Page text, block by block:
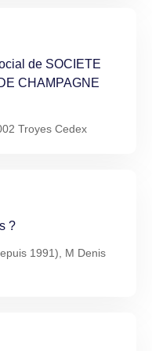
de SOCIETE
CHAMPAGNE
Troyes Cedex
?
1991), M Denis